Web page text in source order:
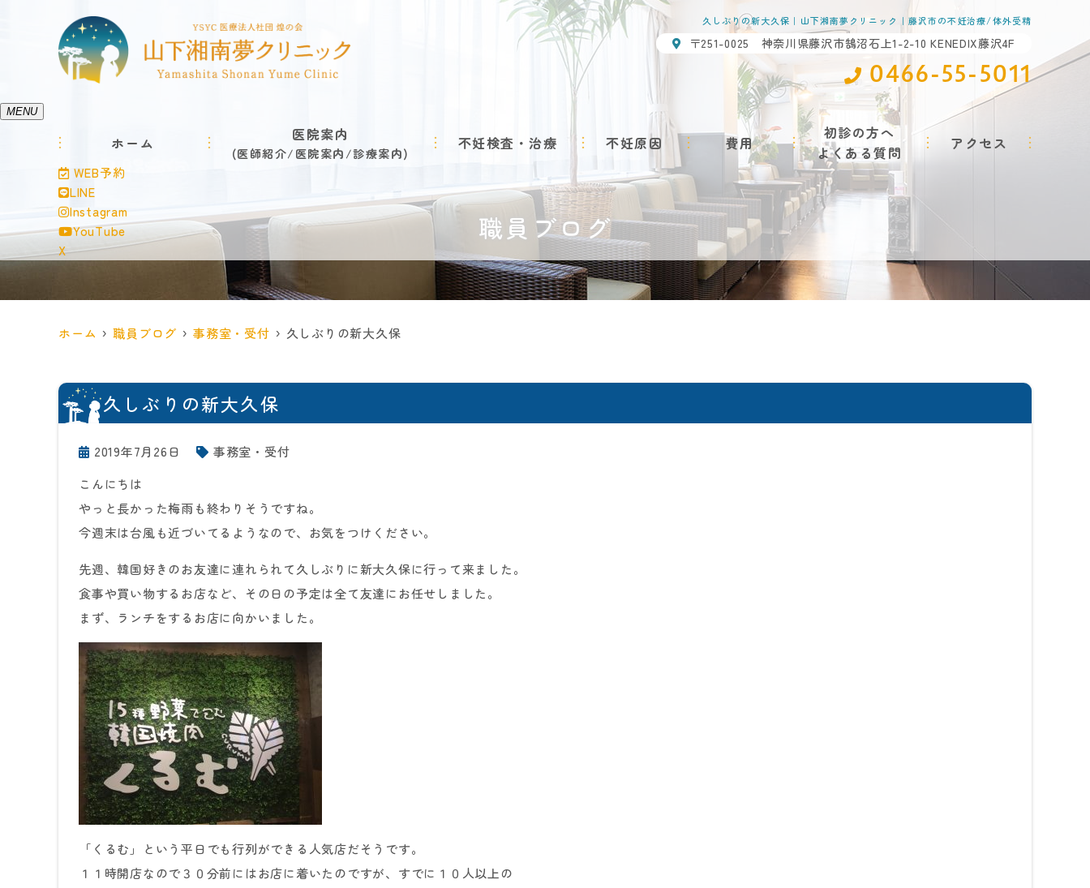
久しぶりの新大久保｜山下湘南夢クリニック｜藤沢市の不妊治療/体外受精
〒251-0025 神奈川県藤沢市鵠沼石上1-2-10 KENEDIX藤沢4F
0466-55-5011
MENU
ホーム 医院案内
医師紹介 医院案内 診療案内
不妊検査・治療 不妊原因 費用
初診の方へ
よくある質問
アクセス
WEB予約
LINE
Instagram
YouTube
X
職員ブログ
ホーム 職員ブログ 事務室・受付 久しぶりの新大久保
久しぶりの新大久保
2019年7月26日
事務室・受付
こんにちは
やっと長かった梅雨も終わりそうですね。
今週末は台風も近づいてるようなので、お気をつけください。
先週、韓国好きのお友達に連れられて久しぶりに新大久保に行って来ました。
食事や買い物するお店など、その日の予定は全て友達にお任せしました。
まず、ランチをするお店に向かいました。
「くるむ」という平日でも行列ができる人気店だそうです。
１１時開店なので３０分前にはお店に着いたのですが、すでに１０人以上の